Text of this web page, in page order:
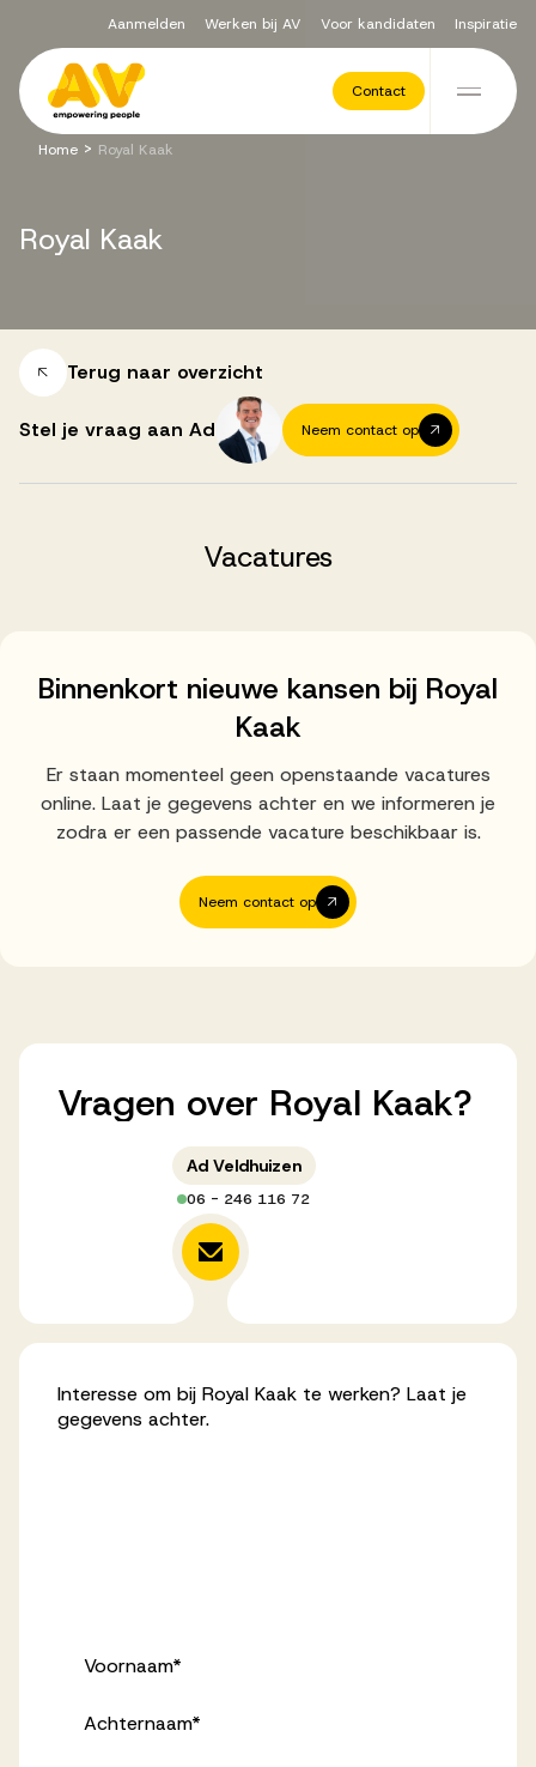
Ga naar de inhoud
Aanmelden Werken bij AV Voor kandidaten Inspiratie
Contact
Voor opdrachtgevers
Recruitment Services
Vacatures
Successen
Vervulde vacatures
Over AV
Werken bij AV
Voor kandidaten
Inspiratie
Home > Royal Kaak
Royal Kaak
Terug naar overzicht
Stel je vraag aan Ad Neem contact op
Vacatures
Binnenkort nieuwe kansen bij Royal
Kaak
Er staan momenteel geen openstaande vacatures
online. Laat je gegevens achter en we informeren je
zodra er een passende vacature beschikbaar is.
Neem contact op
Vragen over Royal Kaak?
Ad Veldhuizen
06 - 246 116 72
Interesse om bij Royal Kaak te werken? Laat je
gegevens achter.
Voornaam*
Achternaam*